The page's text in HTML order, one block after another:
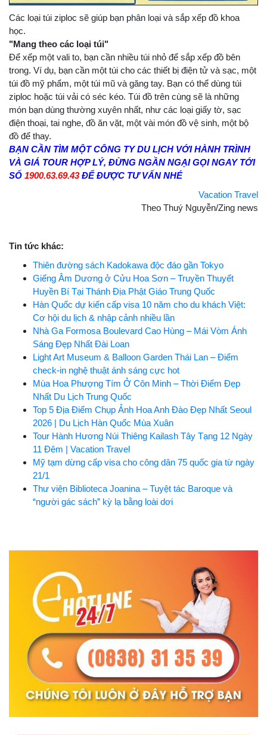
Các loại túi ziploc sẽ giúp bạn phân loại và sắp xếp đồ khoa
học.
"Mang theo các loại túi"
Để xếp một vali to, bạn cần nhiều túi nhỏ để sắp xếp đồ bên
trong. Ví dụ, bạn cần một túi cho các thiết bị điện tử và sạc, một
túi đồ mỹ phẩm, một túi mũ và găng tay. Bạn có thể dùng túi
ziploc hoặc túi vải có séc kéo. Túi đồ trên cùng sẽ là những
món bạn dùng thường xuyên nhất, như các loại giấy tờ, sạc
điện thoại, tai nghe, đồ ăn vặt, một vài món đồ vệ sinh, một bộ
đồ để thay.
BẠN CẦN TÌM MỘT CÔNG TY DU LỊCH VỚI HÀNH TRÌNH
VÀ GIÁ TOUR HỢP LÝ, ĐỪNG NGẦN NGẠI GỌI NGAY TỚI
SỐ 1900.63.69.43ĐỂ ĐƯỢC TƯ VẤN NHÉ
Vacation Travel
Theo Thuý Nguyễn/Zing news
Tin tức khác:
Thiên đường sách Kadokawa độc đáo gần Tokyo
Giếng Âm Dương ở Cửu Hoa Sơn – Truyền Thuyết
Huyền Bí Tại Thánh Địa Phật Giáo Trung Quốc
Hàn Quốc dự kiến cấp visa 10 năm cho du khách Việt:
Cơ hội du lịch & nhập cảnh nhiều lần
Nhà Ga Formosa Boulevard Cao Hùng – Mái Vòm Ánh
Sáng Đẹp Nhất Đài Loan
Light Art Museum & Balloon Garden Thái Lan – Điểm
check-in nghệ thuật ánh sáng cực hot
Mùa Hoa Phượng Tím Ở Côn Minh – Thời Điểm Đẹp
Nhất Du Lịch Trung Quốc
Top 5 Địa Điểm Chụp Ảnh Hoa Anh Đào Đẹp Nhất Seoul
2026 | Du Lịch Hàn Quốc Mùa Xuân
Tour Hành Hương Núi Thiêng Kailash Tây Tạng 12 Ngày
11 Đêm | Vacation Travel
Mỹ tạm dừng cấp visa cho công dân 75 quốc gia từ ngày
21/1
Thư viện Biblioteca Joanina – Tuyệt tác Baroque và
“người gác sách” kỳ lạ bằng loài dơi